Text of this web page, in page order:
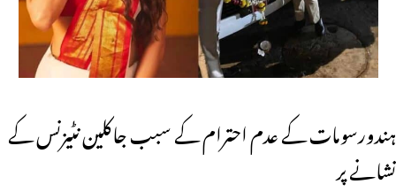
ہندورسومات کے عدم احترام کے سبب جاکلین نٹیزنس کے
نشانے پر